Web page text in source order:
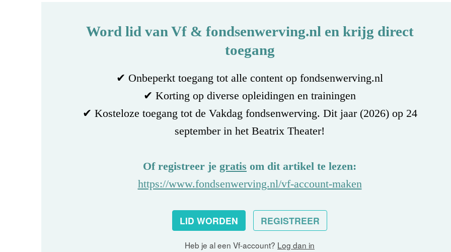
Word lid van Vf & fondsenwerving.nl en krijg direct
toegang
✔ Onbeperkt toegang tot alle content op fondsenwerving.nl
✔ Korting op diverse opleidingen en trainingen
✔ Kosteloze toegang tot de Vakdag fondsenwerving. Dit jaar (2026) op 24
september in het Beatrix Theater!
Of registreer je gratis om dit artikel te lezen:
https://www.fondsenwerving.nl/vf-account-maken
LID WORDEN REGISTREER
Heb je al een Vf-account? Log dan in